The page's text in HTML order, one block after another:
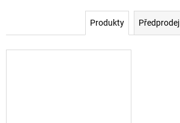
Produkty Předprodej